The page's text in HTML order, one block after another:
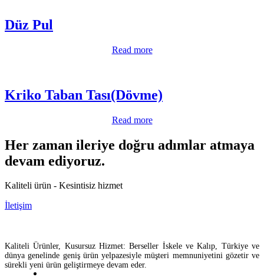
Düz Pul
Read more
Kriko Taban Tası(Dövme)
Read more
Her zaman ileriye doğru adımlar atmaya
devam ediyoruz.
Kaliteli ürün - Kesintisiz hizmet
İletişim
Kaliteli Ürünler, Kusursuz Hizmet: Berseller İskele ve Kalıp, Türkiye ve
dünya genelinde geniş ürün yelpazesiyle müşteri memnuniyetini gözetir ve
sürekli yeni ürün geliştirmeye devam eder.